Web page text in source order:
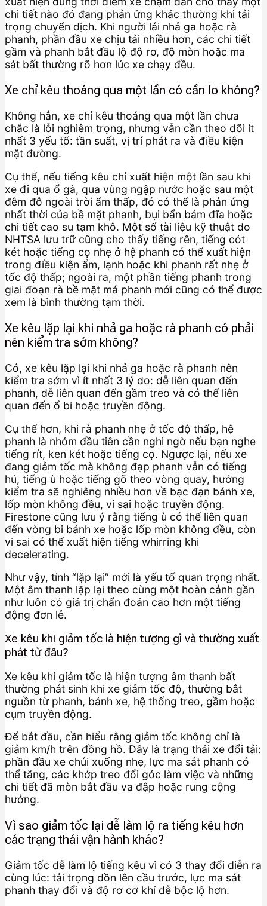
chi tiết nào đó đang phản ứng khác thường khi tải
trọng chuyển dịch. Khi người lái nhả ga hoặc rà
phanh, phần đầu xe chịu tải nhiều hơn, các chi tiết
gầm và phanh bắt đầu lộ độ rơ, độ mòn hoặc ma
sát bất thường rõ hơn lúc xe chạy đều.
Xe chỉ kêu thoáng qua một lần có cần lo không?
Không hẳn, xe chỉ kêu thoáng qua một lần chưa
chắc là lỗi nghiêm trọng, nhưng vẫn cần theo dõi ít
nhất 3 yếu tố: tần suất, vị trí phát ra và điều kiện
mặt đường.
Cụ thể, nếu tiếng kêu chỉ xuất hiện một lần sau khi
xe đi qua ổ gà, qua vùng ngập nước hoặc sau một
đêm đỗ ngoài trời ẩm thấp, đó có thể là phản ứng
nhất thời của bề mặt phanh, bụi bẩn bám đĩa hoặc
chi tiết cao su tạm khô. Một số tài liệu kỹ thuật do
NHTSA lưu trữ cũng cho thấy tiếng rên, tiếng cót
két hoặc tiếng cọ nhẹ ở hệ phanh có thể xuất hiện
trong điều kiện ẩm, lạnh hoặc khi phanh rất nhẹ ở
tốc độ thấp; ngoài ra, một phần tiếng phanh trong
giai đoạn rà bề mặt má phanh mới cũng có thể được
xem là bình thường tạm thời.
Xe kêu lặp lại khi nhả ga hoặc rà phanh có phải
nên kiểm tra sớm không?
Có, xe kêu lặp lại khi nhả ga hoặc rà phanh nên
kiểm tra sớm vì ít nhất 3 lý do: dễ liên quan đến
phanh, dễ liên quan đến gầm treo và có thể liên
quan đến ổ bi hoặc truyền động.
Cụ thể hơn, khi rà phanh nhẹ ở tốc độ thấp, hệ
phanh là nhóm đầu tiên cần nghi ngờ nếu bạn nghe
tiếng rít, ken két hoặc tiếng cọ. Ngược lại, nếu xe
đang giảm tốc mà không đạp phanh vẫn có tiếng
hú, tiếng ù hoặc tiếng gõ theo vòng quay, hướng
kiểm tra sẽ nghiêng nhiều hơn về bạc đạn bánh xe,
lốp mòn không đều, vi sai hoặc truyền động.
Firestone cũng lưu ý rằng tiếng ù có thể liên quan
đến vòng bi bánh xe hoặc lốp mòn không đều, còn
vi sai có thể xuất hiện tiếng whirring khi
decelerating.
Như vậy, tính “lặp lại” mới là yếu tố quan trọng nhất.
Một âm thanh lặp lại theo cùng một hoàn cảnh gần
như luôn có giá trị chẩn đoán cao hơn một tiếng
động đơn lẻ.
Xe kêu khi giảm tốc là hiện tượng gì và thường xuất
phát từ đâu?
Xe kêu khi giảm tốc là hiện tượng âm thanh bất
thường phát sinh khi xe giảm tốc độ, thường bắt
nguồn từ phanh, bánh xe, hệ thống treo, gầm hoặc
cụm truyền động.
Để bắt đầu, cần hiểu rằng giảm tốc không chỉ là
giảm km/h trên đồng hồ. Đây là trạng thái xe đổi tải:
phần đầu xe chúi xuống nhẹ, lực ma sát phanh có
thể tăng, các khớp treo đổi góc làm việc và những
chi tiết đã mòn bắt đầu va đập hoặc rung cộng
hưởng.
Vì sao giảm tốc lại dễ làm lộ ra tiếng kêu hơn
các trạng thái vận hành khác?
Giảm tốc dễ làm lộ tiếng kêu vì có 3 thay đổi diễn ra
cùng lúc: tải trọng dồn lên cầu trước, lực ma sát
phanh thay đổi và độ rơ cơ khí dễ bộc lộ hơn.